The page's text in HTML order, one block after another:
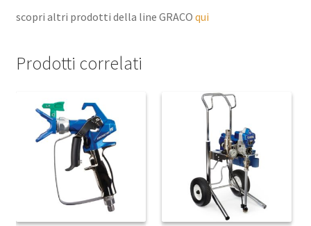
scopri altri prodotti della line GRACO qui
Prodotti correlati